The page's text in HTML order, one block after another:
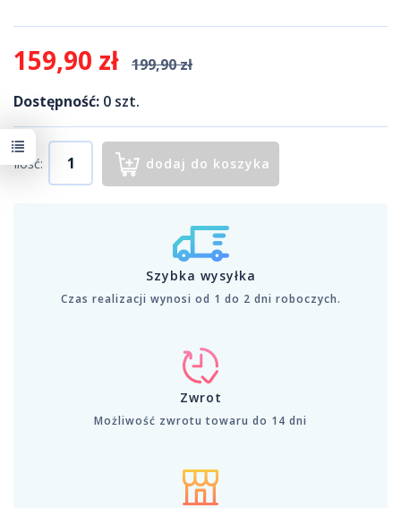
159,90 zł
199,90 zł
Dostępność: 0 szt.
Ilość: dodaj do koszyka
Szybka wysyłka
Czas realizacji wynosi od 1 do 2 dni roboczych.
Zwrot
Możliwość zwrotu towaru do 14 dni